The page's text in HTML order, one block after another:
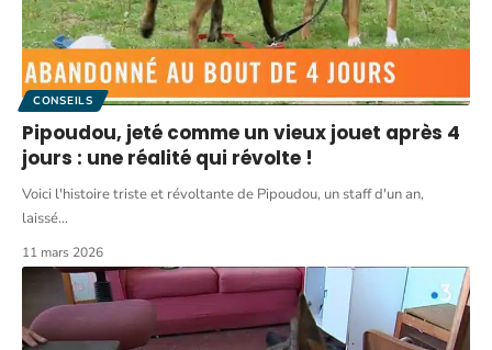
CONSEILS
Pipoudou, jeté comme un vieux jouet après 4
jours : une réalité qui révolte !
Voici l'histoire triste et révoltante de Pipoudou, un staff d'un an,
laissé…
11 mars 2026